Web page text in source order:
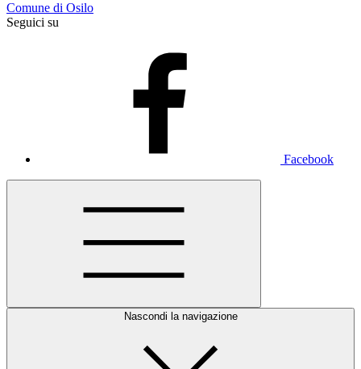
Comune di Osilo
Seguici su
Facebook
Nascondi la navigazione